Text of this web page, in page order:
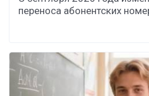
переноса абонентских